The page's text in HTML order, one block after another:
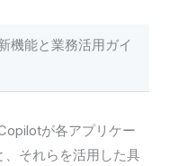
機能と業務活用ガイ
が各アプリケー
、それらを活用した具